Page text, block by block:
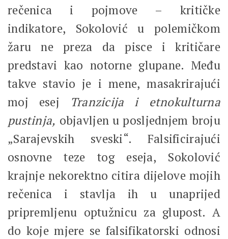
rečenica i pojmove – kritičke
indikatore, Sokolović u polemičkom
žaru ne preza da pisce i kritičare
predstavi kao notorne glupane. Među
takve stavio je i mene, masakrirajući
moj esej
Tranzicija i etnokulturna
pustinja, objavljen u posljednjem broju
„Sarajevskih sveski“. Falsificirajući
osnovne teze tog eseja, Sokolović
krajnje nekorektno citira dijelove mojih
rečenica i stavlja ih u unaprijed
pripremljenu optužnicu za glupost. A
do koje mjere se falsifikatorski odnosi